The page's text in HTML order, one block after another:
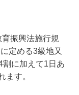
振興法施行規
定める3級地又
割に加えて1日あ
ます。